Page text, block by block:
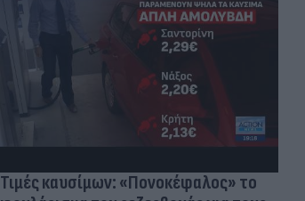
Τιμές καυσίμων: «Πονοκέφαλος» το